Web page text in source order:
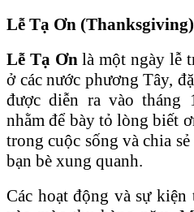
Lễ Tạ Ơn
Lễ Tạ Ơnlà một ngày lễ
ở các nước phương Tây,
được diễn ra vào tháng
nhằm để bày tỏ lòng biết
trong cuộc sống và chia
bạn bè xung quanh.
Các hoạt động và sự